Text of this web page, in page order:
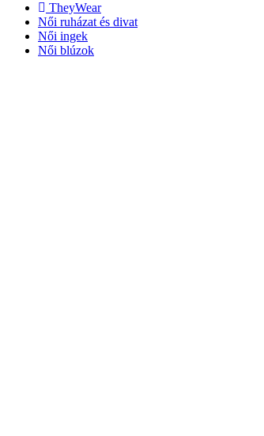
TheyWear
Női ruházat és divat
Női ingek
Női blúzok